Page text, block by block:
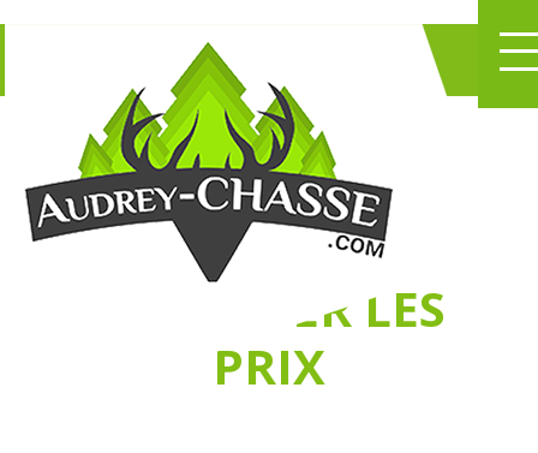
NE PERDEZ PLUS
DE TEMPS
CHASSER LES
PRIX